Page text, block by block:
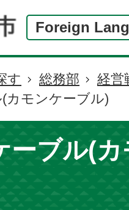
Foreign
す 総務部
経営
カモンケーブル)
ーブル(